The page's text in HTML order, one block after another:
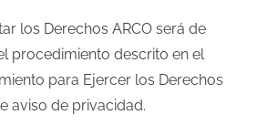
los Derechos ARCO será de
procedimiento descrito en el
para Ejercer los Derechos
aviso de privacidad.